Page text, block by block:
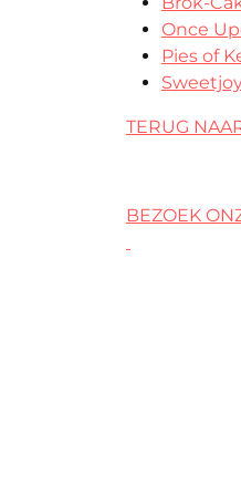
Once
Pies of
TERUG
BEZOEK